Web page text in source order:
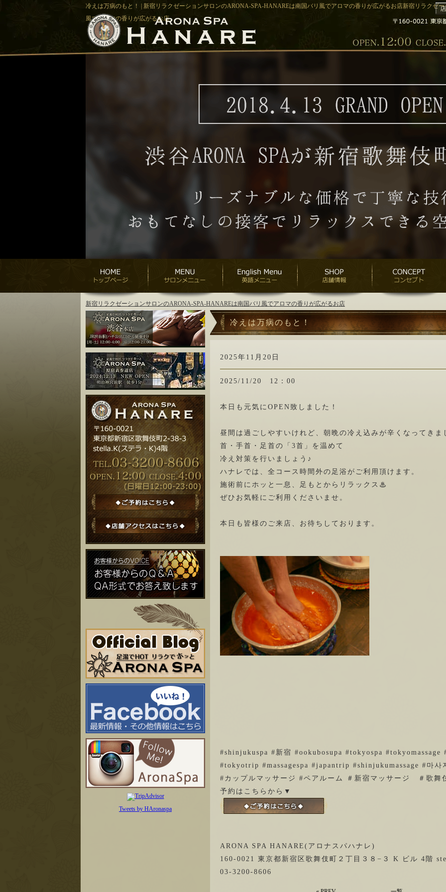
冷えは万病のもと！ | 新宿リラクゼーションサロンのARONA-SPA-HANAREは南国バリ風でアロマの香りが広がるお店新宿リラクゼ
風でアロマの香りが広がるお店
新宿リラクゼーションサロンのARONA-SPA-HANAREは南国バリ風でアロマの香りが広がるお店
冷えは万病のもと！
2025年11月20日
2025/11/20 12：00
本日も元気にOPEN致しました！
昼間は過ごしやすいけれど、朝晩の冷え込みが辛くなってきま
首・手首・足首の「3首」を温めて
冷え対策を行いましょう♪
ハナレでは、全コース時間外の足浴がご利用頂けます。
施術前にホッと一息、足もとからリラックス♨
ぜひお気軽にご利用くださいませ。
本日も皆様のご来店、お待ちしております。
#shinjukuspa #新宿 #ookubosupa #tokyospa
#tokyotrip #massagespa #japantrip #shinjukumassage #마사
#カップルマッサージ #ペアルーム ＃新宿マッサージ ＃歌
予約はこちらから▼
ARONA SPA HANARE(アロナスパハナレ)
160-0021 東京都新宿区歌舞伎町２丁目３８−３ K ビル 4階
03-3200-8606
Tweets by HAronaspa